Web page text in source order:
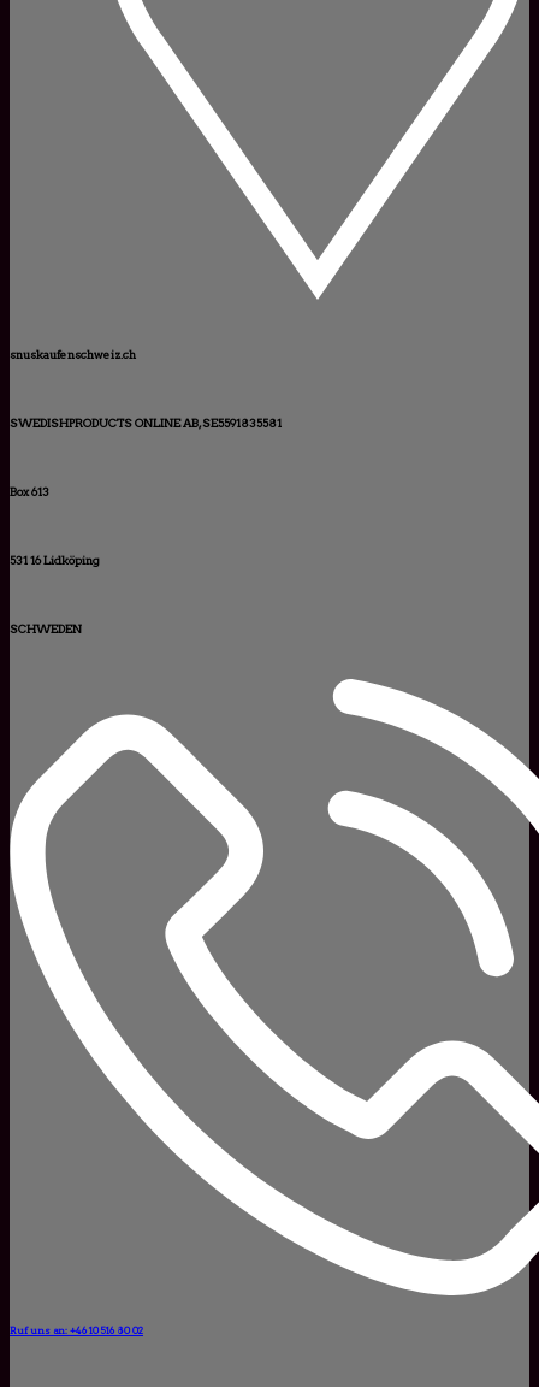
snuskaufenschweiz.ch
SWEDISHPRODUCTS ONLINE AB, SE5591835581
Box 613
531 16 Lidköping
SCHWEDEN
Ruf uns an: +46 10 516 80 02